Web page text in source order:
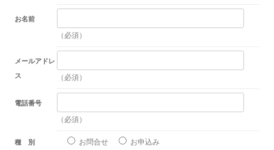
お名前
（必須）
メールアドレ
ス
（必須）
電話番号
（必須）
種 別 お問合せ お申込み